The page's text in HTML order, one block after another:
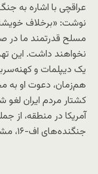
مسلح قدرتمند ما در
نخواهند داشت. این
یک دیپلمات و
هم‌زمان، دعوت او به
کشتار مردم ایران
آمریکا در منطقه، از
جنگنده‌های اف-۱۶، مشاهده می‌شود.